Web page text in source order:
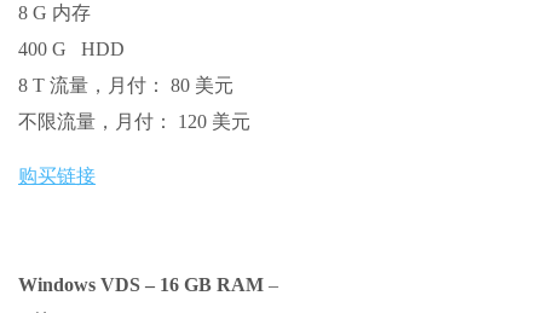
8 G 内存
400 G HDD
8 T 流量，月付： 80 美元
不限流量，月付： 120 美元
购买链接
Windows VDS – 16 GB RAM –